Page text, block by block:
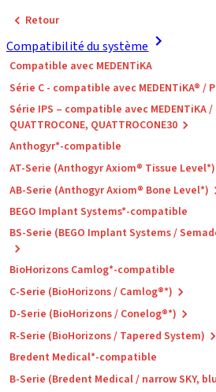
Retour
Compatibilité du système
Compatible avec MEDENTiKA
Série C - compatible avec MEDENTiKA® /
Série IPS – compatible avec MEDENTiKA /
QUATTROCONE, QUATTROCONE30
Anthogyr*-compatible
AT-Serie (Anthogyr Axiom® Tissue Level*)
AB-Serie (Anthogyr Axiom® Bone Level*)
BEGO Implant Systems*-compatible
BS-Serie (BEGO Implant Systems /
BioHorizons Camlog*-compatible
C-Serie (BioHorizons / Camlog®*)
D-Serie (BioHorizons / Conelog®*)
R-Serie (BioHorizons / Tapered System)
Bredent Medical*-compatible
B-Serie (Bredent Medical / narrow SKY,